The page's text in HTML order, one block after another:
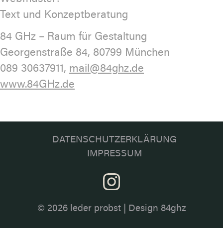
Text und Konzeptberatung
84 GHz – Raum für Gestaltung
Georgenstraße 84, 80799 München
089 30637911, mail@84ghz.de
www.84GHz.de
© 2026 leder probst Design 84ghz
DATENSCHUTZERKLÄRUNG
IMPRESSUM